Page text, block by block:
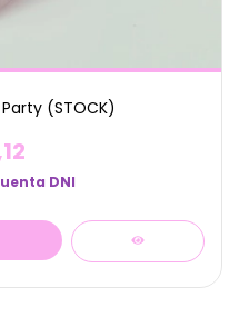
(STOCK)
DNI